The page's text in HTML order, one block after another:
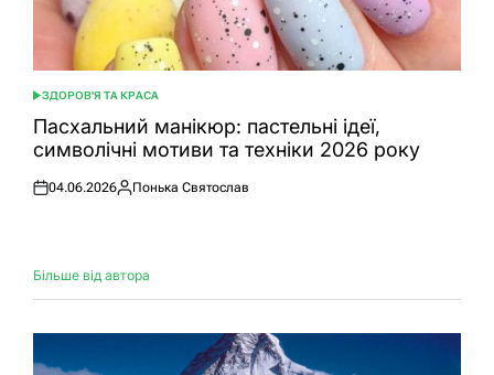
ОПУБЛІКУВАТИ
У
ЗДОРОВ'Я ТА КРАСА
Пасхальний манікюр: пастельні ідеї,
символічні мотиви та техніки 2026 року
Оприлюднено
04.06.2026
Опубліковано
Понька Святослав
Більше від автора